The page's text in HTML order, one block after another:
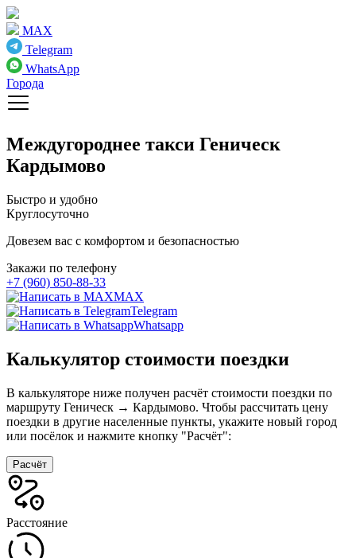
MAX
Telegram
WhatsApp
Города
Междугороднее такси Геническ
Кардымово
Быстро и удобно
Круглосуточно
Довезем вас с комфортом и безопасностью
Закажи по телефону
+7 (960) 850-88-33
MAX
Telegram
Whatsapp
Калькулятор стоимости поездки
В калькуляторе ниже получен расчёт стоимости поездки по
маршруту Геническ → Кардымово. Чтобы рассчитать цену
поездки в другие населенные пункты, укажите новый город
или посёлок и нажмите кнопку "Расчёт":
Расчёт
Расстояние